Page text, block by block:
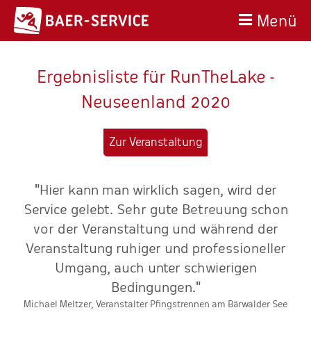
Menü
Ergebnisliste für RunTheLake -
Neuseenland 2020
Zur Veranstaltung
"Hier kann man wirklich sagen, wird der
Service gelebt. Sehr gute Betreuung schon
vor der Veranstaltung und während der
Veranstaltung ruhiger und professioneller
Umgang, auch unter schwierigen
Bedingungen."
Michael Meltzer, Veranstalter Pfingstrennen am Bärwalder See